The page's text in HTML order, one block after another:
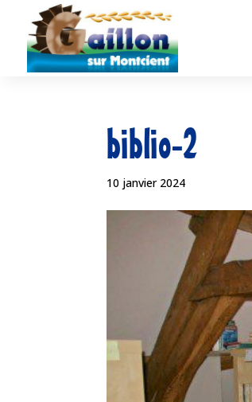
biblio-2
10 janvier 2024